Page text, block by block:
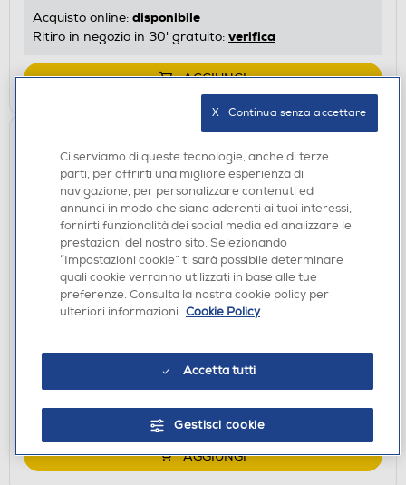
Acquisto online: disponibile
Ritiro in negozio in 30' gratuito: verifica
AGGIUNGI
MASSAGGIATORI
BEURER - MG135-Grigio
disponibile
Ritiro in negozio in 30' gratuito:
AGGIUNGI
Ci serviamo di queste tecnologie, anche di terze
parti, per offrirti una migliore esperienza di
navigazione, per personalizzare contenuti ed
annunci in modo che siano aderenti ai tuoi interessi,
fornirti funzionalità dei social media ed analizzare le
prestazioni del nostro sito. Selezionando
“Impostazioni cookie” ti sarà possibile determinare
quali cookie verranno utilizzati in base alle tue
preferenze. Consulta la nostra cookie policy per
ulteriori informazioni. Cookie Policy
Accetta tutti
Gestisci cookie
X   Continua senza accettare